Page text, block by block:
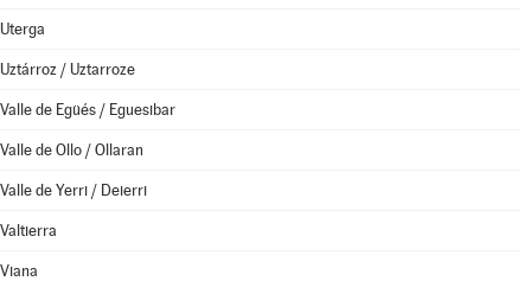
Uterga
Uztárroz / Uztarroze
Valle de Egüés / Eguesibar
Valle de Ollo / Ollaran
Valle de Yerri / Deierri
Valtierra
Viana